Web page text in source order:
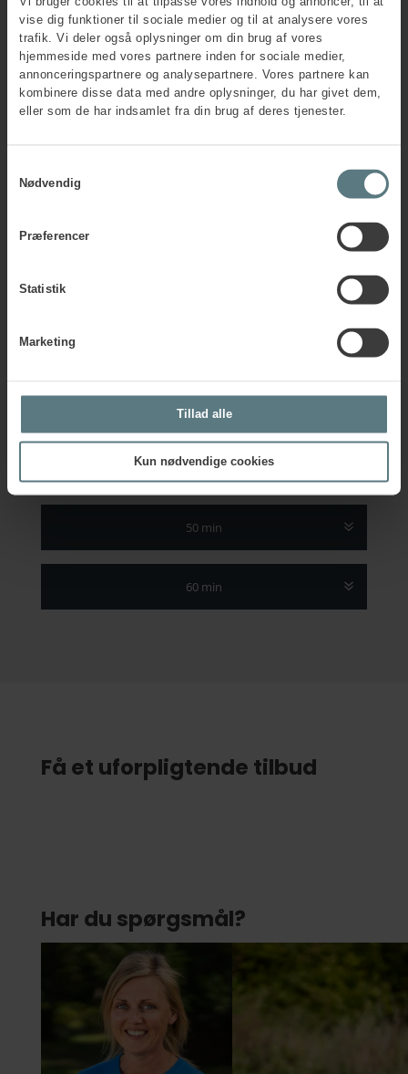
vise dig funktioner til sociale medier og til at analysere vores
trafik. Vi deler også oplysninger om din brug af vores
hjemmeside med vores partnere inden for sociale medier,
annonceringspartnere og analysepartnere. Vores partnere kan
kombinere disse data med andre oplysninger, du har givet dem,
eller som de har indsamlet fra din brug af deres tjenester.
Nødvendig
Præferencer
Statistik
Marketing
Tillad alle
Kun nødvendige cookies
Få enindividuel
helbredskontroltilpasset dine
passer til din virksomhed og jeres behov. Alle
sammenhængen mellem natarbejde og helbredsproblemer.
supervision, og der er mulighed for attestation ved behov.
Deltager mere end 20 medarbejdere i helbredskontrollen,
Rapporten samler op på medarbejdernes resultater og
sundhed og trivsel.
40 min
50 min
60 min
Få et uforpligtende tilbud
Har du spørgsmål?